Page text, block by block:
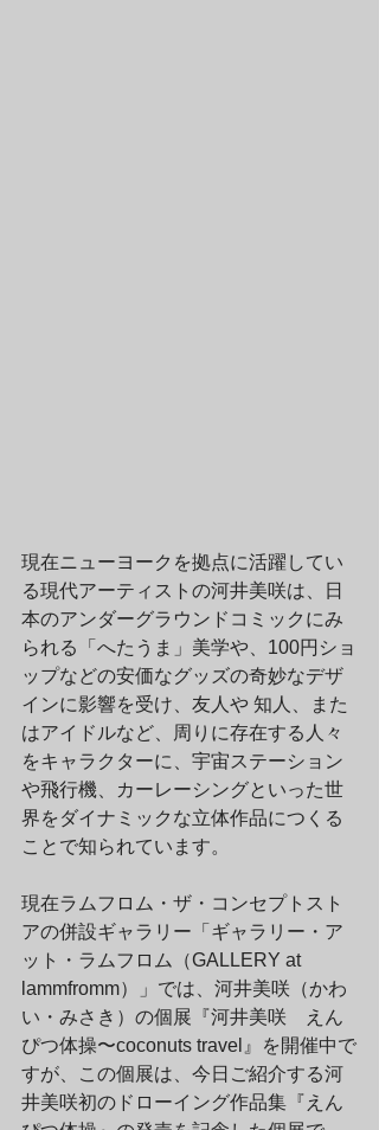
現在ニューヨークを拠点に活躍してい
る現代アーティストの河井美咲は、日
本のアンダーグラウンドコミックにみ
られる「へたうま」美学や、100円ショ
ップなどの安価なグッズの奇妙なデザ
インに影響を受け、友人や 知人、また
はアイドルなど、周りに存在する人々
をキャラクターに、宇宙ステーション
や飛行機、カーレーシングといった世
界をダイナミックな立体作品につくる
ことで知られています。
現在ラムフロム・ザ・コンセプトスト
アの併設ギャラリー「ギャラリー・ア
ット・ラムフロム（GALLERY at
lammfromm）」では、河井美咲（かわ
い・みさき）の個展『河井美咲　えん
ぴつ体操〜coconuts travel』を開催中で
すが、この個展は、今日ご紹介する河
井美咲初のドローイング作品集『えん